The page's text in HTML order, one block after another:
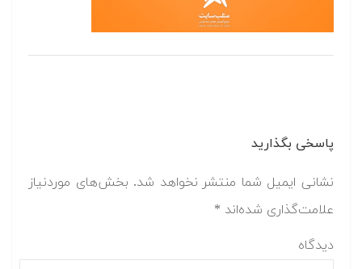
پاسخی بگذارید
نشانی ایمیل شما منتشر نخواهد شد. بخش‌های موردنیاز
علامت‌گذاری شده‌اند *
دیدگاه